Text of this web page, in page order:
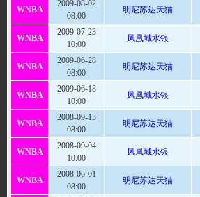
WNBA
2009-08-02
08:00
明尼苏达天猫
WNBA
2009-07-23
10:00
凤凰城水银
WNBA
2009-06-28
08:00
明尼苏达天猫
WNBA
2009-06-18
10:00
凤凰城水银
WNBA
2008-09-13
08:00
明尼苏达天猫
WNBA
2008-09-04
10:00
凤凰城水银
WNBA
2008-06-01
08:00
明尼苏达天猫